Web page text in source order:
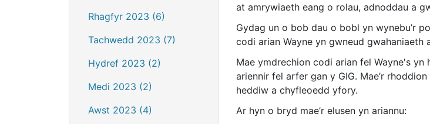
Rhagfyr 2023 (6)
Tachwedd 2023 (7)
Hydref 2023 (2)
Medi 2023 (2)
Awst 2023 (4)
at amrywiaeth eang o rolau, adnoddau a
Gydag un o bob dau o bobl yn wynebu’r
codi arian Wayne yn gwneud gwahaniaeth
Mae ymdrechion codi arian fel Wayne's
ariennir fel arfer gan y GIG. Mae’r
heddiw a chyfleoedd yfory.
Ar hyn o bryd mae’r elusen yn ariannu: